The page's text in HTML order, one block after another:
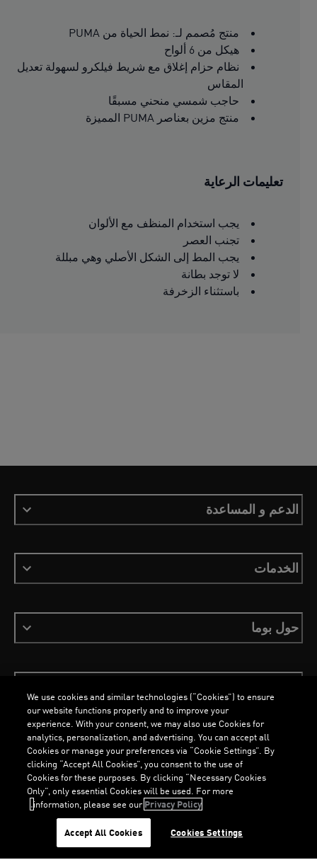
L O
A
D
I
N
G
.
.
.
LO
A
D
I
N
G
.
.
.
منتج مُصمم لـ: نمط الحياة من PUMA
هيكل من 6 ألواح
نظام حزام إغلاق مع شريط فيلكرو لسهولة تعديل
المقاس
حاجب شمسي منحني مسبقًا
منتج مزين بعناصر PUMA المميزة
تعليمات الرعاية
يجب استخدام المنظف مع الألوان
تجنب العصر
يجب المط إلى الشكل الأصلي وهي مبللة
لا توجد بطانة
باستثناء الزخرفة
الدعم و المساعدة
الخدمات
حول بوما
ملفات تعريف الارتباطسياسة الخصوصيةImprint
العربية
جميع الحقوق محفوظة © PUMA, 2026
We use cookies and similar technologies (“Cookies”) to ensure
our website functions properly and to improve your
experience. With your consent, we may also use Cookies for
analytics, personalization, and advertising. You can accept all
Cookies or manage your preferences via “Cookie Settings”. By
clicking “Accept All Cookies”, you consent to the use of
Cookies for these purposes. By clicking “Necessary Cookies
Only”, only essential Cookies will be used. For more
information, please see ourPrivacy Policy.
Cookies Settings
Accept All Cookies